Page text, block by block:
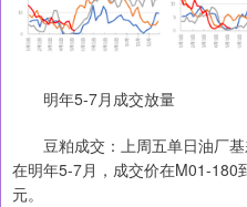
明年5-7月成交放量
豆粕成交：上周五单日油厂基
在明年5-7月，成交价在M01-180
元。